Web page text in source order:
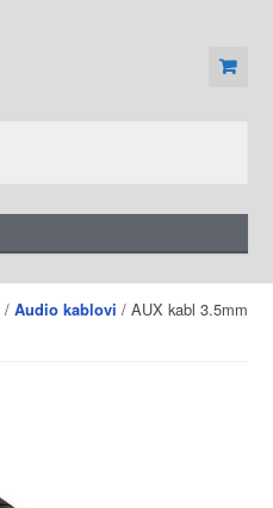
/ Audio kablovi / AUX kabl 3.5mm